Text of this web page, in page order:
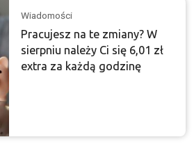
Wiadomości
Pracujesz na te zmiany? W
sierpniu należy Ci się 6,01 zł
extra za każdą godzinę